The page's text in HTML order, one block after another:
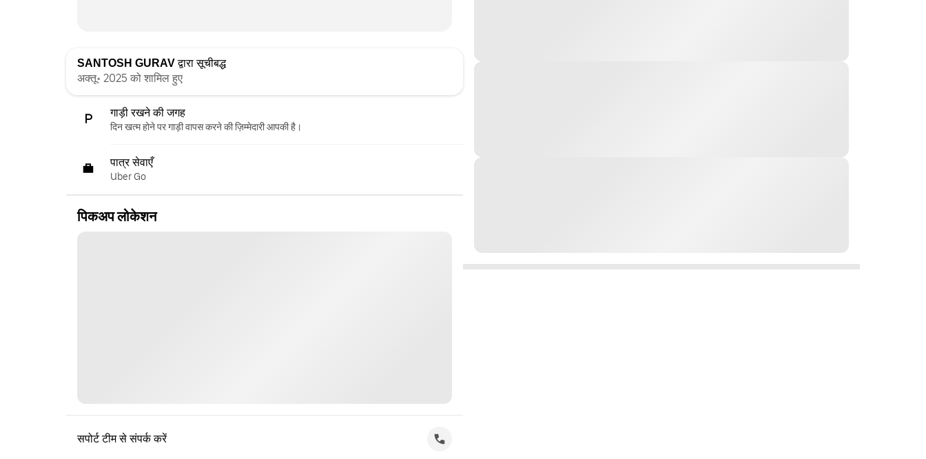
SANTOSH GURAVद्वारा सूचीबद्ध
अक्तू॰ 2025 को शामिल हुए
गाड़ी रखने की जगह
दिन खत्म होने पर गाड़ी वापस करने की ज़िम्मेदारी आपकी है।
पात्र सेवाएँ
Uber Go
पिकअप लोकेशन
सपोर्ट टीम से संपर्क करें